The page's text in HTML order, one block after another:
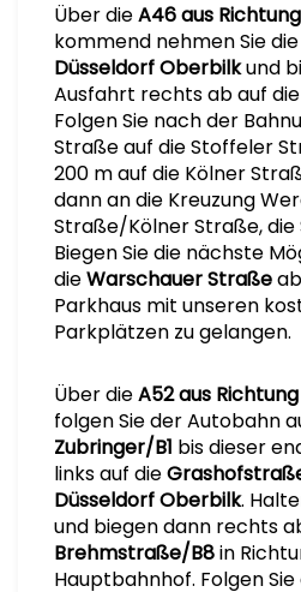
Über dieA46 aus
kommend nehmen Sie
Düsseldorf Oberbilkund
Ausfahrt rechts ab auf die
Folgen Sie nach der
Straße auf die Stoffeler
200 m auf die Kölner
dann an die Kreuzung
Straße/Kölner Straße, die
Biegen Sie die nächste
dieWarschauer Straße
Parkhaus mit unseren
Parkplätzen zu gelangen.
Über dieA52 aus
folgen Sie der Autobahn
Zubringer/B1 bis dieser
links auf die
Düsseldorf Oberbilk.
und biegen dann rechts
Brehmstraße/B8in
Hauptbahnhof. Folgen Sie